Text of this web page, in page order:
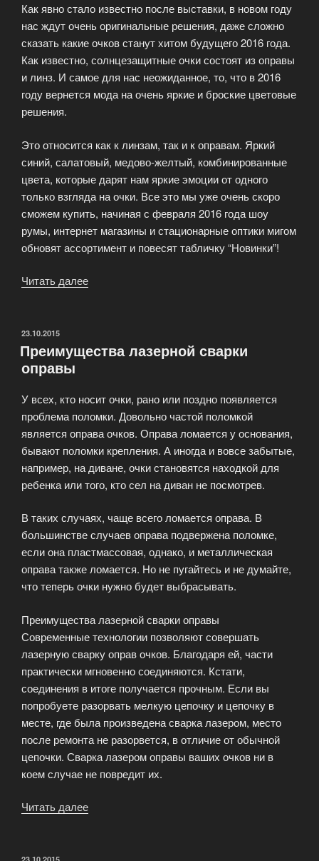
Как явно стало известно после выставки, в новом году
нас ждут очень оригинальные решения, даже сложно
сказать какие очков станут хитом будущего 2016 года.
Как известно, солнцезащитные очки состоят из оправы
и линз. И самое для нас неожиданное, то, что в 2016
году вернется мода на очень яркие и броские цветовые
решения.
Это относится как к линзам, так и к оправам. Яркий
синий, салатовый, медово-желтый, комбинированные
цвета, которые дарят нам яркие эмоции от одного
только взгляда на очки. Все это мы уже очень скоро
сможем купить, начиная с февраля 2016 года шоу
румы, интернет магазины и стационарные оптики мигом
обновят ассортимент и повесят табличку “Новинки”!
Читать далее
новенького?»
ОПУБЛИКОВАНО
23.10.2015
Преимущества лазерной сварки
оправы
У всех, кто носит очки, рано или поздно появляется
проблема поломки. Довольно частой поломкой
является оправа очков. Оправа ломается у основания,
бывают поломки крепления. А иногда и вовсе забытые,
например, на диване, очки становятся находкой для
ребенка или того, кто сел на диван не посмотрев.
В таких случаях, чаще всего ломается оправа. В
большинстве случаев оправа подвержена поломке,
если она пластмассовая, однако, и металлическая
оправа также ломается. Но не пугайтесь и не думайте,
что теперь очки нужно будет выбрасывать.
Преимущества лазерной сварки оправы
Современные технологии позволяют совершать
лазерную сварку оправ очков. Благодаря ей, части
практически мгновенно соединяются. Кстати,
соединения в итоге получается прочным. Если вы
попробуете разорвать мелкую цепочку и цепочку в
месте, где была произведена сварка лазером, место
после ремонта не разорвется, в отличие от обычной
цепочки. Сварка лазером оправы ваших очков ни в
коем случае не повредит их.
Читать далее
ОПУБЛИКОВАНО
23.10.2015